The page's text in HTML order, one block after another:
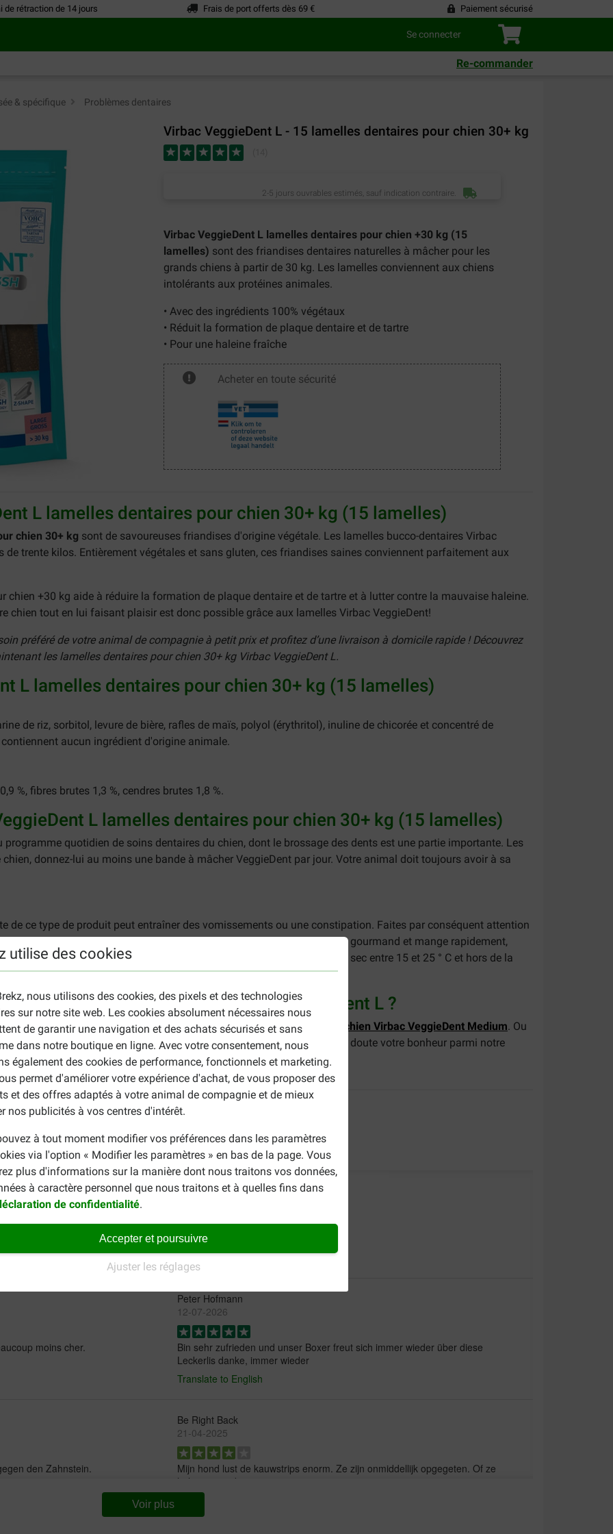
de rétraction de 14 jours Frais de port offerts dès 69 € Paiement sécurisé
Se connecter
Re-commander
utilise des cookies
nous utilisons des cookies, des pixels et des technologies
sur notre site web. Les cookies absolument nécessaires nous
de garantir une navigation et des achats sécurisés et sans
dans notre boutique en ligne. Avec votre consentement, nous
également des cookies de performance, fonctionnels et marketing.
permet d'améliorer votre expérience d'achat, de vous proposer des
et des offres adaptés à votre animal de compagnie et de mieux
nos publicités à vos centres d'intérêt.
à tout moment modifier vos préférences dans les paramètres
via l'option « Modifier les paramètres » en bas de la page. Vous
plus d'informations sur la manière dont nous traitons vos données,
à caractère personnel que nous traitons et à quelles fins dans
de confidentialité.
Accepter et poursuivre
Ajuster les réglages
& spécifique Problèmes dentaires
Virbac VeggieDent L - 15 lamelles dentaires pour chien 30+ kg
2-5 jours ouvrables estimés, sauf indication contraire.
Virbac VeggieDent L lamelles dentaires pour chien +30 kg (15
lamelles) sont des friandises dentaires naturelles à mâcher pour les
grands chiens à partir de 30 kg. Les lamelles conviennent aux chiens
intolérants aux protéines animales.
• Avec des ingrédients 100% végétaux
• Réduit la formation de plaque dentaire et de tartre
• Pour une haleine fraîche
Acheter en toute sécurité
L lamelles dentaires pour chien 30+ kg (15 lamelles)
chien 30+ kg sont de savoureuses friandises d'origine végétale. Les lamelles bucco-dentaires Virbac
trente kilos. Entièrement végétales et sans gluten, ces friandises saines conviennent parfaitement aux
chien +30 kg aide à réduire la formation de plaque dentaire et de tartre et à lutter contre la mauvaise haleine.
chien tout en lui faisant plaisir est donc possible grâce aux lamelles Virbac VeggieDent!
préféré de votre animal de compagnie à petit prix et profitez d’une livraison à domicile rapide ! Découvrez
les lamelles dentaires pour chien 30+ kg Virbac VeggieDent L.
L lamelles dentaires pour chien 30+ kg (15 lamelles)
de riz, sorbitol, levure de bière, rafles de maïs, polyol (érythritol), inuline de chicorée et concentré de
aucun ingrédient d'origine animale.
%, fibres brutes 1,3 %, cendres brutes 1,8 %.
L lamelles dentaires pour chien 30+ kg (15 lamelles)
quotidien de soins dentaires du chien, dont le brossage des dents est une partie importante. Les
donnez-lui au moins une bande à mâcher VeggieDent par jour. Votre animal doit toujours avoir à sa
de ce type de produit peut entraîner des vomissements ou une constipation. Faites par conséquent attention
ne lui donnez pas une lamelle à mâcher trop petite. Si votre chien est gourmand et mange rapidement,
peu de temps après son repas. Conservez VeggieDent dans un endroit sec entre 15 et 25 ° C et hors de la
indiquée sur l'emballage.
que les lamelles dentaires Virbac VeggieDent L ?
? Nous vous proposons alors d'utiliser les friandises dentaires pour chien Virbac VeggieDent Medium. Ou
bucco-dentaire pour votre chien ? Vous trouverez alors sans aucun doute votre bonheur parmi notre
dentaire.
Annette van Steensel
Moins cher et bon!
moins cher.
Peter Hofmann
12-07-2026
Bin sehr zufrieden und unser Boxer freut sich immer wieder über diese
Leckerlis danke, immer wieder
Translate to English
den Zahnstein.
Be Right Back
21-04-2025
Mijn hond lust de kauwstrips enorm. Ze zijn onmiddellijk opgegeten. Of ze
helpen weet ik nog niet.
Voir plus